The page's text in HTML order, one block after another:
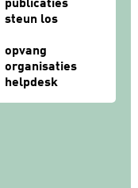
publicaties
steun los
opvang
organisaties
helpdesk